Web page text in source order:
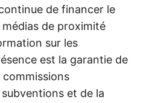
de financer le
de proximité
sur les
est la garantie de
commissions
et de la